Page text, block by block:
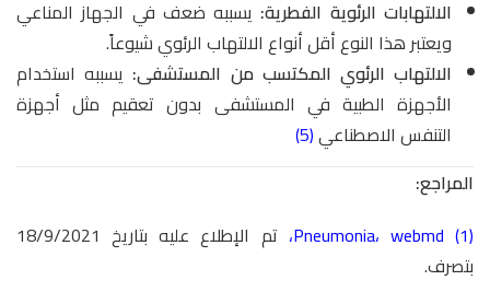
الالتهابات الرئوية الفطرية: يسببه ضعف في الجهاز المناعي
ويعتبر هذا النوع أقل أنواع الالتهاب الرئوي شيوعاً.
الالتهاب الرئوي المكتسب من المستشفى: يسببه استخدام
الأجهزة الطبية في المستشفى بدون تعقيم مثل أجهزة
التنفس الاصطناعي(5)
المراجع:
(1)
Pneumonia، webmd ،
تم الإطلاع عليه بتاريخ 18/9/2021
بتصرف.